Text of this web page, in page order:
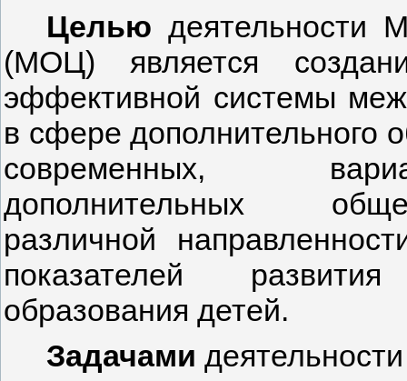
Целью деятельности
(МОЦ) является
эффективной системы
в сфере дополнительного
современных,
дополнительных
различной
показателей
образования детей.
Задачами